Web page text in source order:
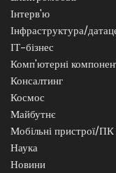
Інтерв'ю
Інфраструктура/
ІТ-бізнес
Комп'ютерні
Консалтинг
Космос
Майбутнє
Мобільні пристрої/ПК
Наука
Новини